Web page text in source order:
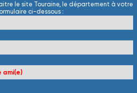
le site Touraine, le département à votre
ci-dessous :